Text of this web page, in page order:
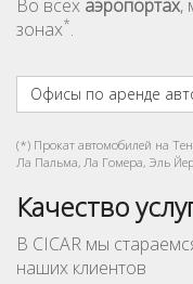
Во всех аэропортах,
зонах*.
Офисы по аренде
(*) Прокат автомобилей на
Ла Пальма, Ла Гомера, Эль
Качество
В CICAR мы
наших клиентов